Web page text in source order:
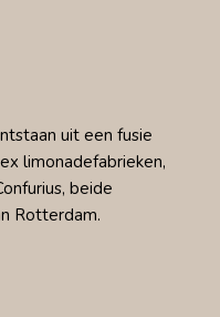
uit een fusie
limonadefabrieken,
beide
Rotterdam.